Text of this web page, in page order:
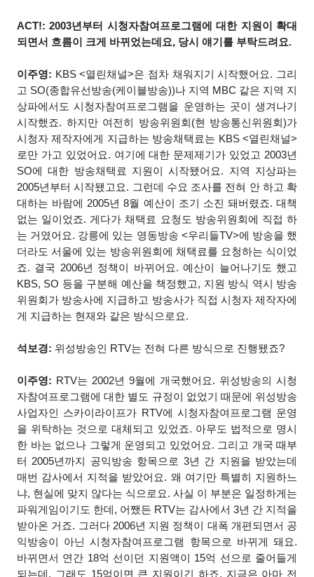
ACT!: 2003년부터 시청자참여프로그램에 대한 지원이 확대
되면서 흐름이 크게 바뀌었는데요, 당시 얘기를 부탁드려요.
이주영: KBS <열린채널>은 점차 채워지기 시작했어요. 그리
고 SO(종합유선방송(케이블방송))나 지역 MBC 같은 지역 지
상파에서도 시청자참여프로그램을 운영하는 곳이 생겨나기
시작했죠. 하지만 여전히 방송위원회(현 방송통신위원회)가
시청자 제작자에게 지급하는 방송채택료는 KBS <열린채널>
로만 가고 있었어요. 여기에 대한 문제제기가 있었고 2003년
SO에 대한 방송채택료 지원이 시작됐어요. 지역 지상파는
2005년부터 시작됐고요. 그런데 수요 조사를 전혀 안 하고 확
대하는 바람에 2005년 8월 예산이 조기 소진 돼버렸죠. 대책
없는 일이었죠. 게다가 채택료 요청도 방송위원회에 직접 하
는 거였어요. 강릉에 있는 영동방송 <우리들TV>에 방송을 했
더라도 서울에 있는 방송위원회에 채택료를 요청하는 식이었
죠. 결국 2006년 정책이 바뀌어요. 예산이 늘어나기도 했고
KBS, SO 등을 구분해 예산을 책정했고, 지원 방식 역시 방송
위원회가 방송사에 지급하고 방송사가 직접 시청자 제작자에
게 지급하는 현재와 같은 방식으로요.
석보경: 위성방송인 RTV는 전혀 다른 방식으로 진행됐죠?
이주영: RTV는 2002년 9월에 개국했어요. 위성방송의 시청
자참여프로그램에 대한 별도 규정이 없었기 때문에 위성방송
사업자인 스카이라이프가 RTV에 시청자참여프로그램 운영
을 위탁하는 것으로 대체되고 있었죠. 아무도 법적으로 명시
한 바는 없으나 그렇게 운영되고 있었어요. 그리고 개국 때부
터 2005년까지 공익방송 항목으로 3년 간 지원을 받았는데
매번 감사에서 지적을 받았어요. 왜 여기만 특별히 지원하느
냐, 현실에 맞지 않다는 식으로요. 사실 이 부분은 일정하게는
파워게임이기도 한데, 어쨌든 RTV는 감사에서 3년 간 지적을
받아온 거죠. 그러다 2006년 지원 정책이 대폭 개편되면서 공
익방송이 아닌 시청자참여프로그램 항목으로 바뀌게 돼요.
바뀌면서 연간 18억 선이던 지원액이 15억 선으로 줄어들게
되는데, 그래도 15억이면 큰 지원이긴 하죠. 지금은 아마 전